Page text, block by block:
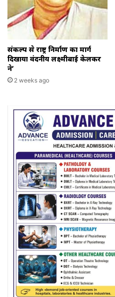
संकल्प से राष्ट्र निर्माण का मार्ग
दिखाया वंदनीय लक्ष्मीबाई केलकर
ने’
2 weeks ago